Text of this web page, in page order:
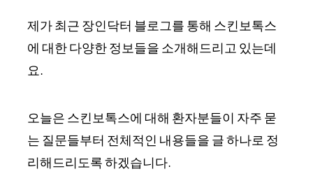
제가 최근 장인닥터 블로그를 통해 스킨보톡스
에 대한 다양한 정보들을 소개해드리고 있는데
요.
오늘은 스킨보톡스에 대해 환자분들이 자주 묻
는 질문들부터 전체적인 내용들을 글 하나로 정
리해드리도록 하겠습니다.